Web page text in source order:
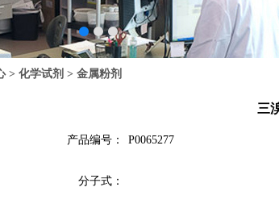
> 化学试剂 > 金属粉剂
三
产品编号： P0065277
分子式：